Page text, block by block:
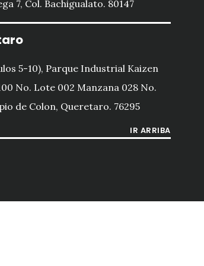
7, Col. Bachigualato. 80147
5-10), Parque Industrial Kaizen
No. Lote 002 Manzana 028 No.
de Colon, Queretaro. 76295
IR ARRIBA